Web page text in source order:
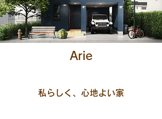
Arie
​私らしく、心地よい家